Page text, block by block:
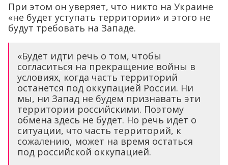
При этом он уверяет, что никто на Украине
«не будет уступать территории» и этого не
будут требовать на Западе.
«Будет идти речь о том, чтобы
согласиться на прекращение войны в
условиях, когда часть территорий
останется под оккупацией России. Ни
мы, ни Запад не будем признавать эти
территории российскими. Поэтому
обмена здесь не будет. Но речь идет о
ситуации, что часть территорий, к
сожалению, может на время остаться
под российской оккупацией.